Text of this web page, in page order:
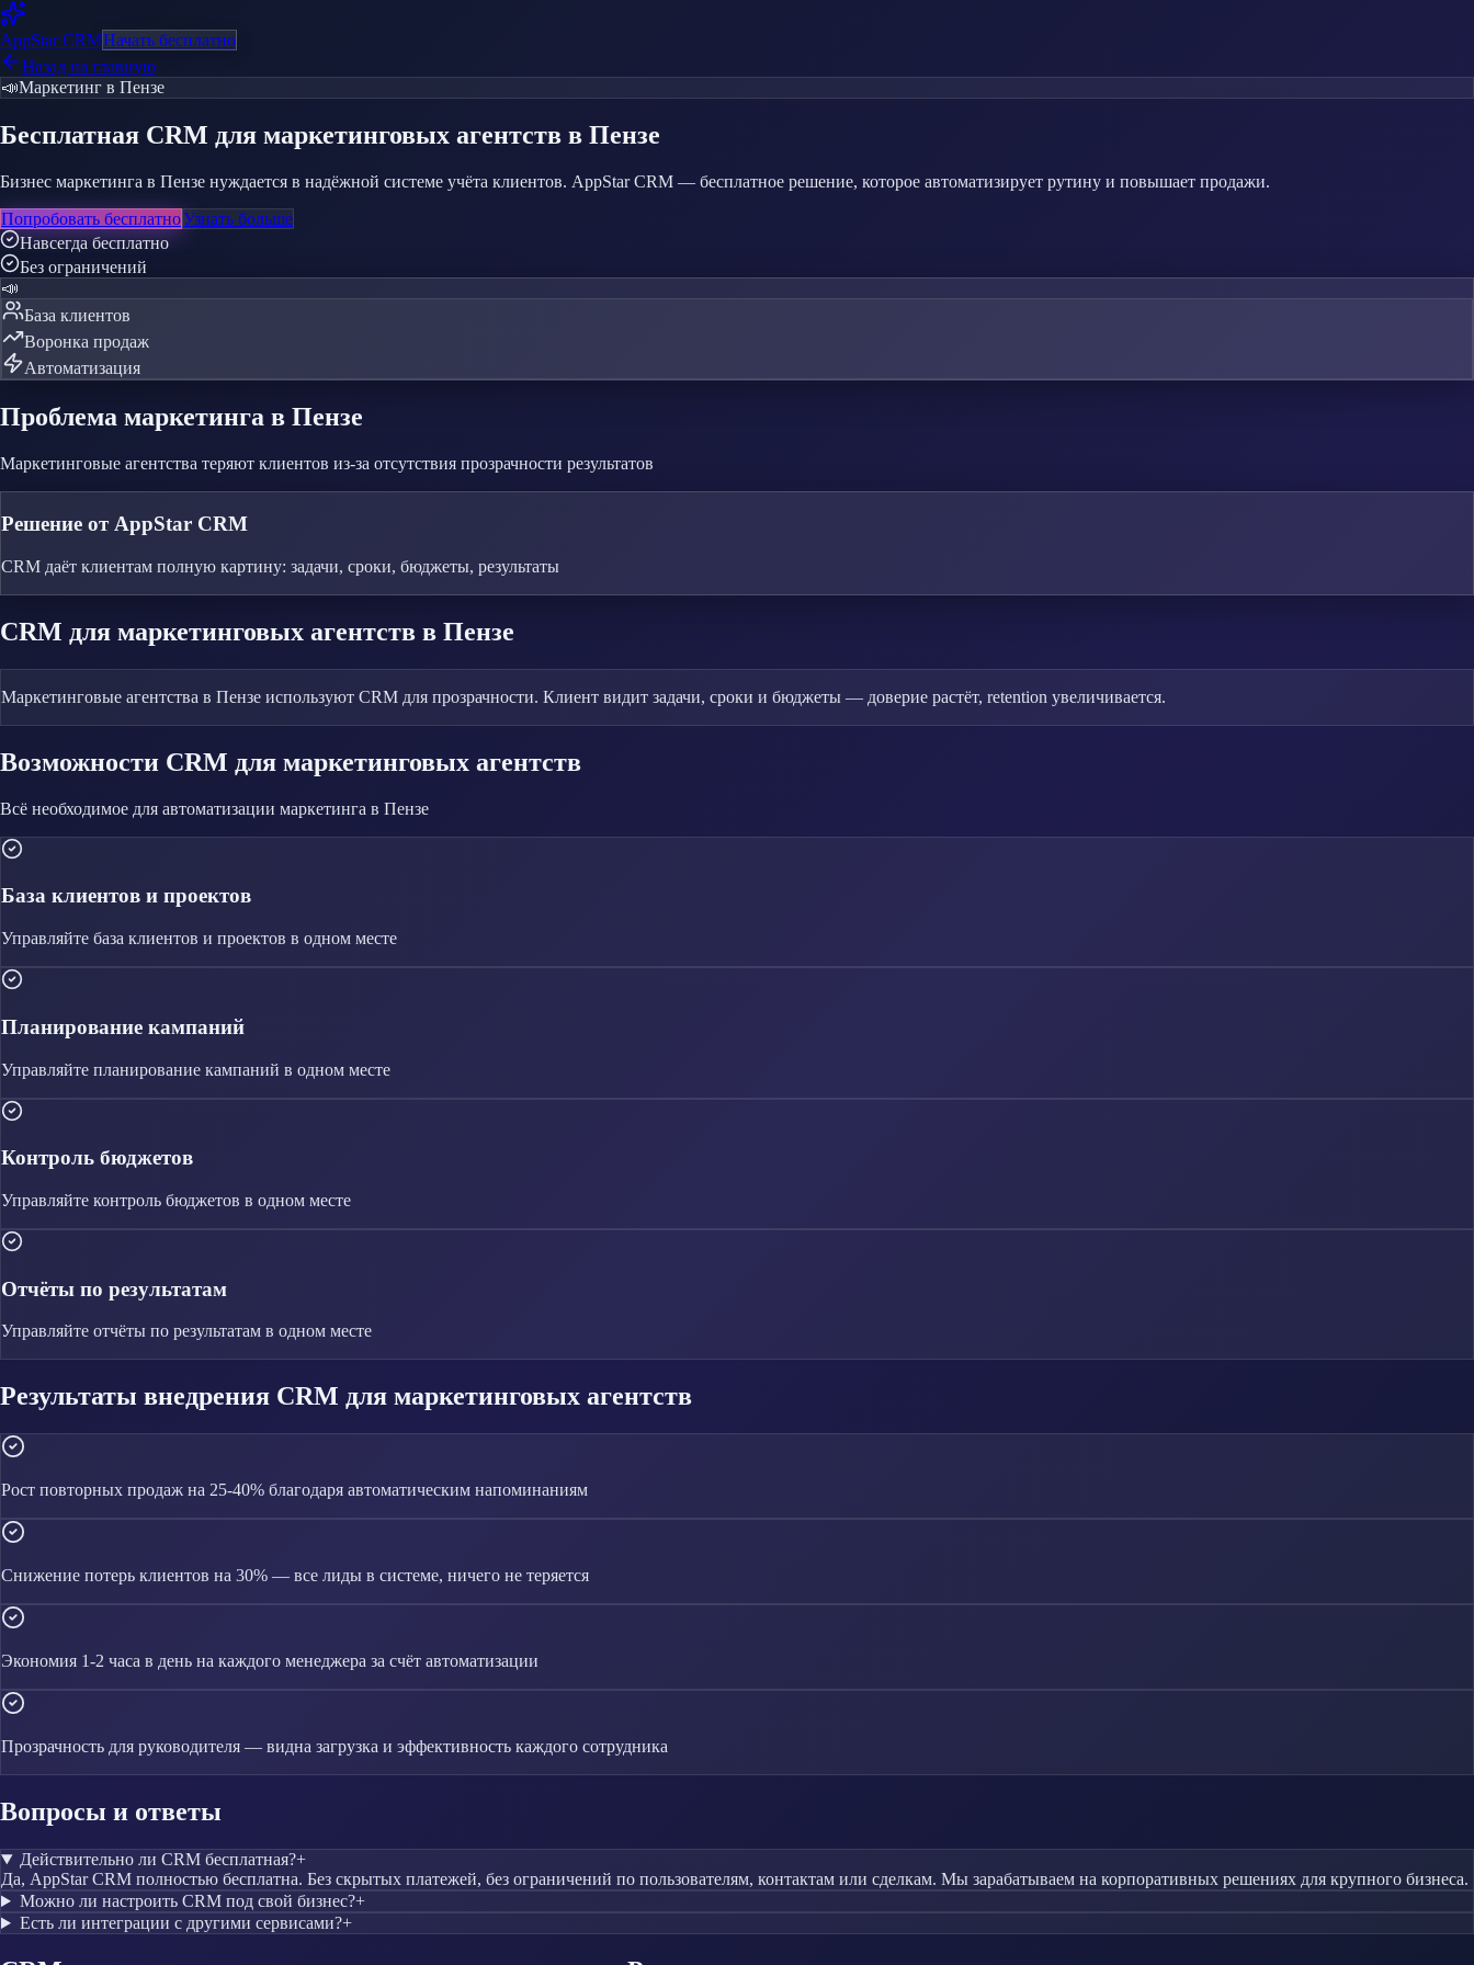
AppStarCRMНачать бесплатно
Назад на главную
📣Маркетинг в Пензе
Бесплатная CRM для маркетинговых агентств в Пензе
Бизнес маркетинга в Пензе нуждается в надёжной системе учёта клиентов. AppStar CRM — бесплатное решение, которое автоматизирует рутину и повышает продажи.
Попробовать бесплатноУзнать больше
Навсегда бесплатно
Без ограничений
📣
База клиентов
Воронка продаж
Автоматизация
Проблема маркетинга в Пензе
Маркетинговые агентства теряют клиентов из-за отсутствия прозрачности результатов
Решение от AppStar CRM
CRM даёт клиентам полную картину: задачи, сроки, бюджеты, результаты
CRM для маркетинговых агентств в Пензе
Маркетинговые агентства в Пензе используют CRM для прозрачности. Клиент видит задачи, сроки и бюджеты — доверие растёт, retention увеличивается.
Возможности CRM для маркетинговых агентств
Всё необходимое для автоматизации маркетинга в Пензе
База клиентов и проектов
Управляйте база клиентов и проектов в одном месте
Планирование кампаний
Управляйте планирование кампаний в одном месте
Контроль бюджетов
Управляйте контроль бюджетов в одном месте
Отчёты по результатам
Управляйте отчёты по результатам в одном месте
Результаты внедрения CRM для маркетинговых агентств
Рост повторных продаж на 25-40% благодаря автоматическим напоминаниям
Снижение потерь клиентов на 30% — все лиды в системе, ничего не теряется
Экономия 1-2 часа в день на каждого менеджера за счёт автоматизации
Прозрачность для руководителя — видна загрузка и эффективность каждого сотрудника
Вопросы и ответы
Действительно ли CRM бесплатная?+
Да, AppStar CRM полностью бесплатна. Без скрытых платежей, без ограничений по пользователям, контактам или сделкам. Мы зарабатываем на корпоративных решениях для крупного бизнеса.
Можно ли настроить CRM под свой бизнес?+
Есть ли интеграции с другими сервисами?+